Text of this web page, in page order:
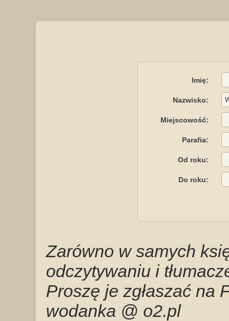
Imię:
Nazwisko:
Miejscowość:
Parafia:
Od roku:
Do roku:
Zarówno w samych
odczytywaniu i
Proszę je zgłaszać na
wodanka @ o2.pl